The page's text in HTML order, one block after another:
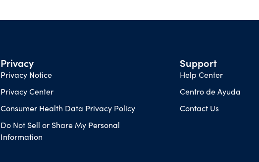
Privacy
Privacy Notice
Privacy Center
Consumer Health Data Privacy Policy
Do Not Sell or Share My Personal
Information
Support
Help Center
Centro de Ayuda
Contact Us